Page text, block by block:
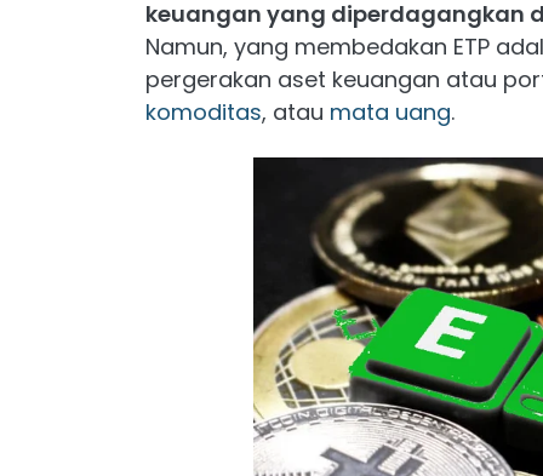
keuangan yang diperdagangkan
Namun, yang membedakan ETP
pergerakan aset keuangan atau
komoditas, atau mata uang.